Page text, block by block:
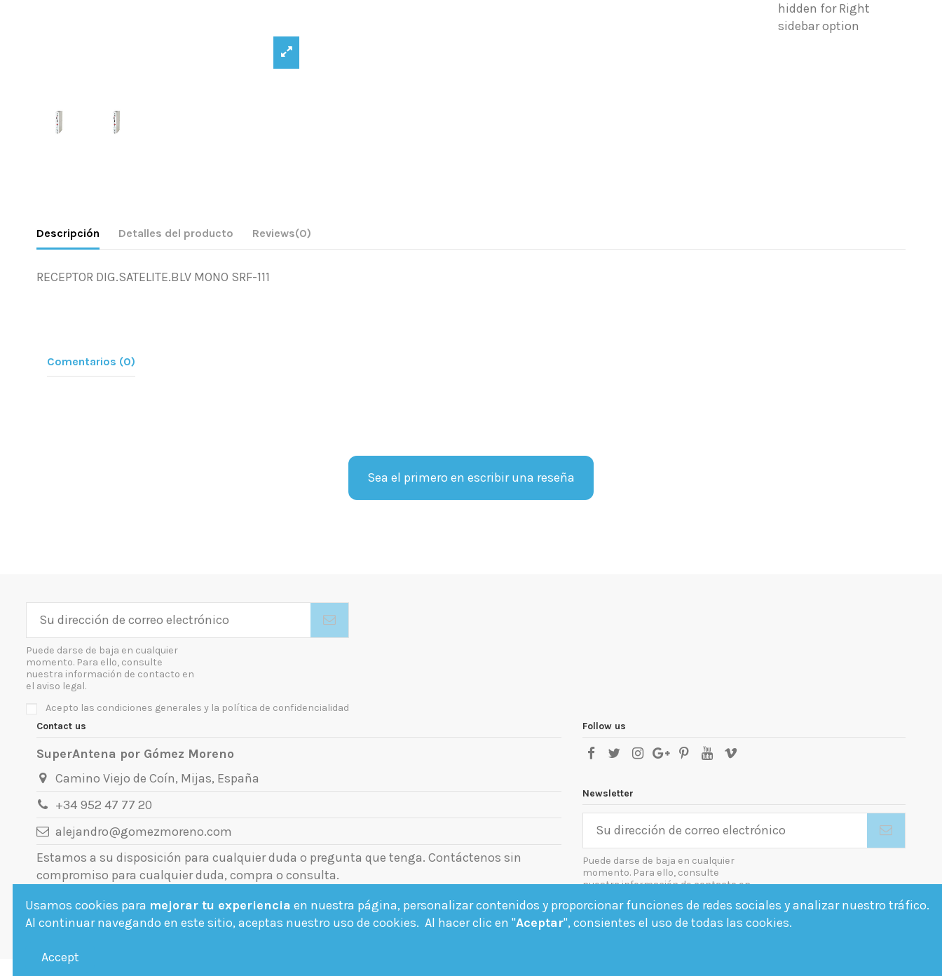
hidden for Right
sidebar option
Descripción Detalles del producto Reviews(0)
RECEPTOR DIG.SATELITE.BLV MONO SRF-111
Comentarios (0)
Sea el primero en escribir una reseña
Puede darse de baja en cualquier
momento. Para ello, consulte
nuestra información de contacto en
el aviso legal.
Acepto las condiciones generales y la política de confidencialidad
Contact us
SuperAntena por Gómez Moreno
Camino Viejo de Coín, Mijas, España
+34 952 47 77 20
alejandro@gomezmoreno.com
Estamos a su disposición para cualquier duda o pregunta que tenga. Contáctenos sin
compromiso para cualquier duda, compra o consulta.
Follow us
Newsletter
Puede darse de baja en cualquier
momento. Para ello, consulte
nuestra información de contacto en
Acepto las condiciones generales y la política de confidencialidad
Usamos cookies para mejorar tu experiencia en nuestra página, personalizar contenidos y proporcionar funciones de redes sociales y analizar nuestro tráfico.
Al continuar navegando en este sitio, aceptas nuestro uso de cookies. Al hacer clic en "Aceptar", consientes el uso de todas las cookies.
Accept